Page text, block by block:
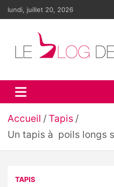
Aller
lundi, juillet 20, 2026
Le blog déco
LE blog de la décoration
Accueil
Tapis
Un tapis à poils longs
TAPIS